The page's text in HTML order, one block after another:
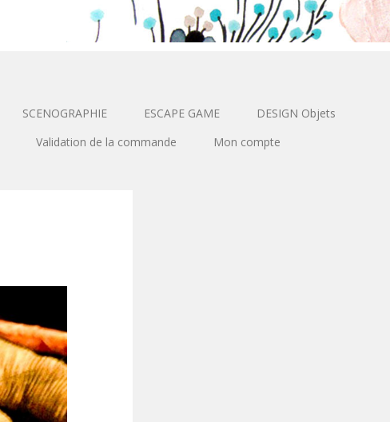
SCENOGRAPHIE ESCAPE GAME
DESIGN Objets
Validation de la commande Mon compte